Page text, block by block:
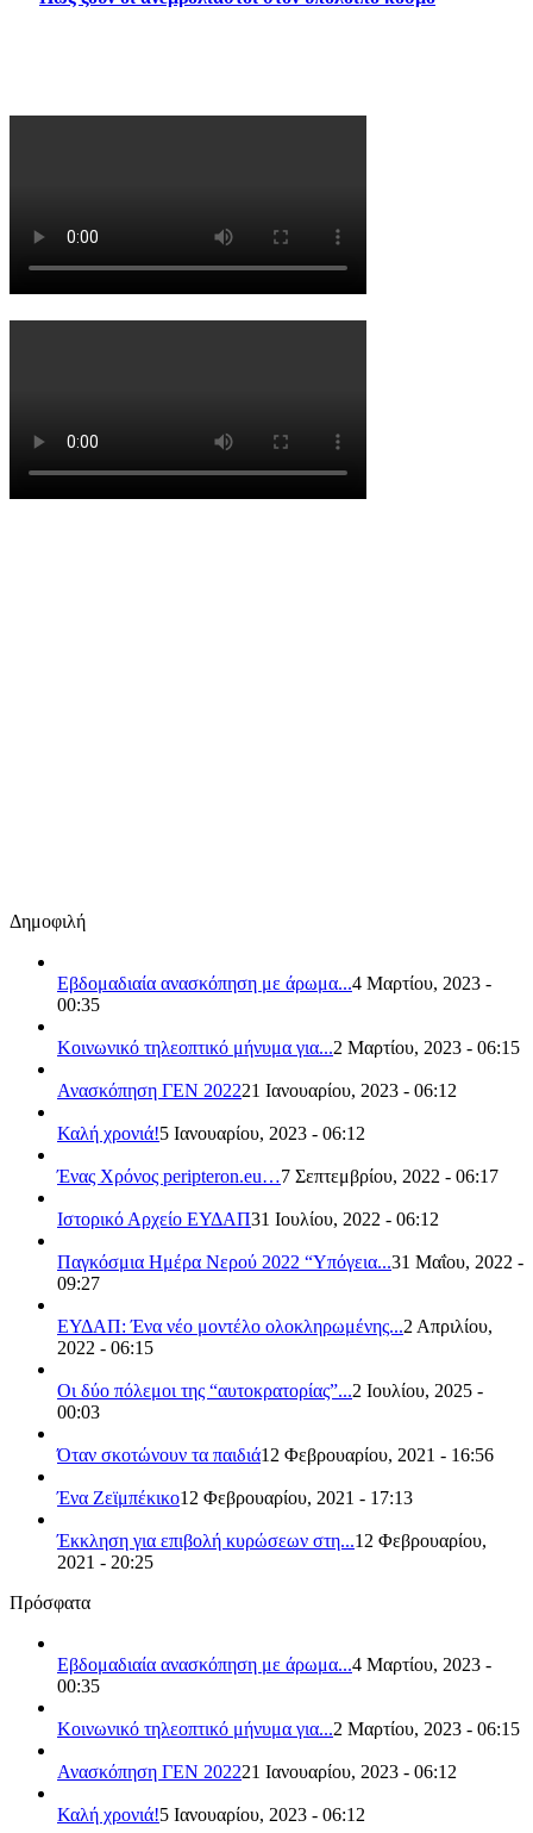
Δημοφιλή
Εβδομαδιαία ανασκόπηση με άρωμα...4 Μαρτίου, 2023 -
00:35
Κοινωνικό τηλεοπτικό μήνυμα για...2 Μαρτίου, 2023 - 06:15
Ανασκόπηση ΓΕΝ 202221 Ιανουαρίου, 2023 - 06:12
Καλή χρονιά!5 Ιανουαρίου, 2023 - 06:12
Ένας Χρόνος peripteron.eu…7 Σεπτεμβρίου, 2022 - 06:17
Ιστορικό Αρχείο ΕΥΔΑΠ31 Ιουλίου, 2022 - 06:12
Παγκόσμια Ημέρα Νερού 2022 “Υπόγεια...31 Μαΐου, 2022 -
09:27
ΕΥΔΑΠ: Ένα νέο μοντέλο ολοκληρωμένης...2 Απριλίου,
2022 - 06:15
Οι δύο πόλεμοι της “αυτοκρατορίας”...2 Ιουλίου, 2025 -
00:03
Όταν σκοτώνουν τα παιδιά12 Φεβρουαρίου, 2021 - 16:56
Ένα Ζεϊμπέκικο12 Φεβρουαρίου, 2021 - 17:13
Έκκληση για επιβολή κυρώσεων στη...12 Φεβρουαρίου,
2021 - 20:25
Πρόσφατα
Εβδομαδιαία ανασκόπηση με άρωμα...4 Μαρτίου, 2023 -
00:35
Κοινωνικό τηλεοπτικό μήνυμα για...2 Μαρτίου, 2023 - 06:15
Ανασκόπηση ΓΕΝ 202221 Ιανουαρίου, 2023 - 06:12
Καλή χρονιά!5 Ιανουαρίου, 2023 - 06:12